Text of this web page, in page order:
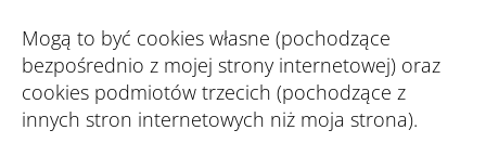
Mogą to być cookies własne (pochodzące
bezpośrednio z mojej strony internetowej) oraz
cookies podmiotów trzecich (pochodzące z
innych stron internetowych niż moja strona).